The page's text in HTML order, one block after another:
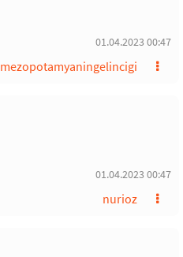
01.04.2023 00:47
mezopotamyaningelincigi
01.04.2023 00:47
nurioz